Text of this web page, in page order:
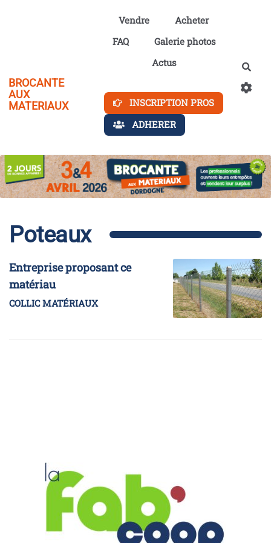
Aller au contenu principal
BROCANTE
AUX
MATERIAUX
Vendre
Acheter
FAQ
Galerie photos
Actus
INSCRIPTION PROS
ADHERER
Poteaux
Entreprise proposant ce
matériau
COLLIC MATÉRIAUX